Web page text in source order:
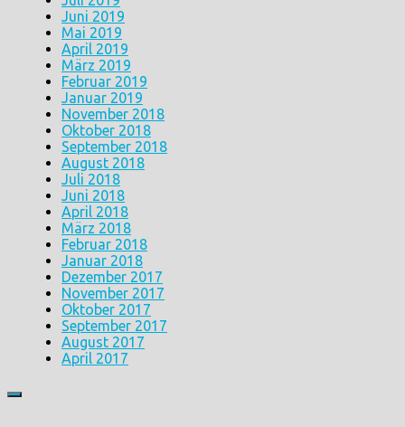
Juni 2019
Mai 2019
April 2019
März 2019
Februar 2019
Januar 2019
November 2018
Oktober 2018
September 2018
August 2018
Juli 2018
Juni 2018
April 2018
März 2018
Februar 2018
Januar 2018
Dezember 2017
November 2017
Oktober 2017
September 2017
August 2017
April 2017